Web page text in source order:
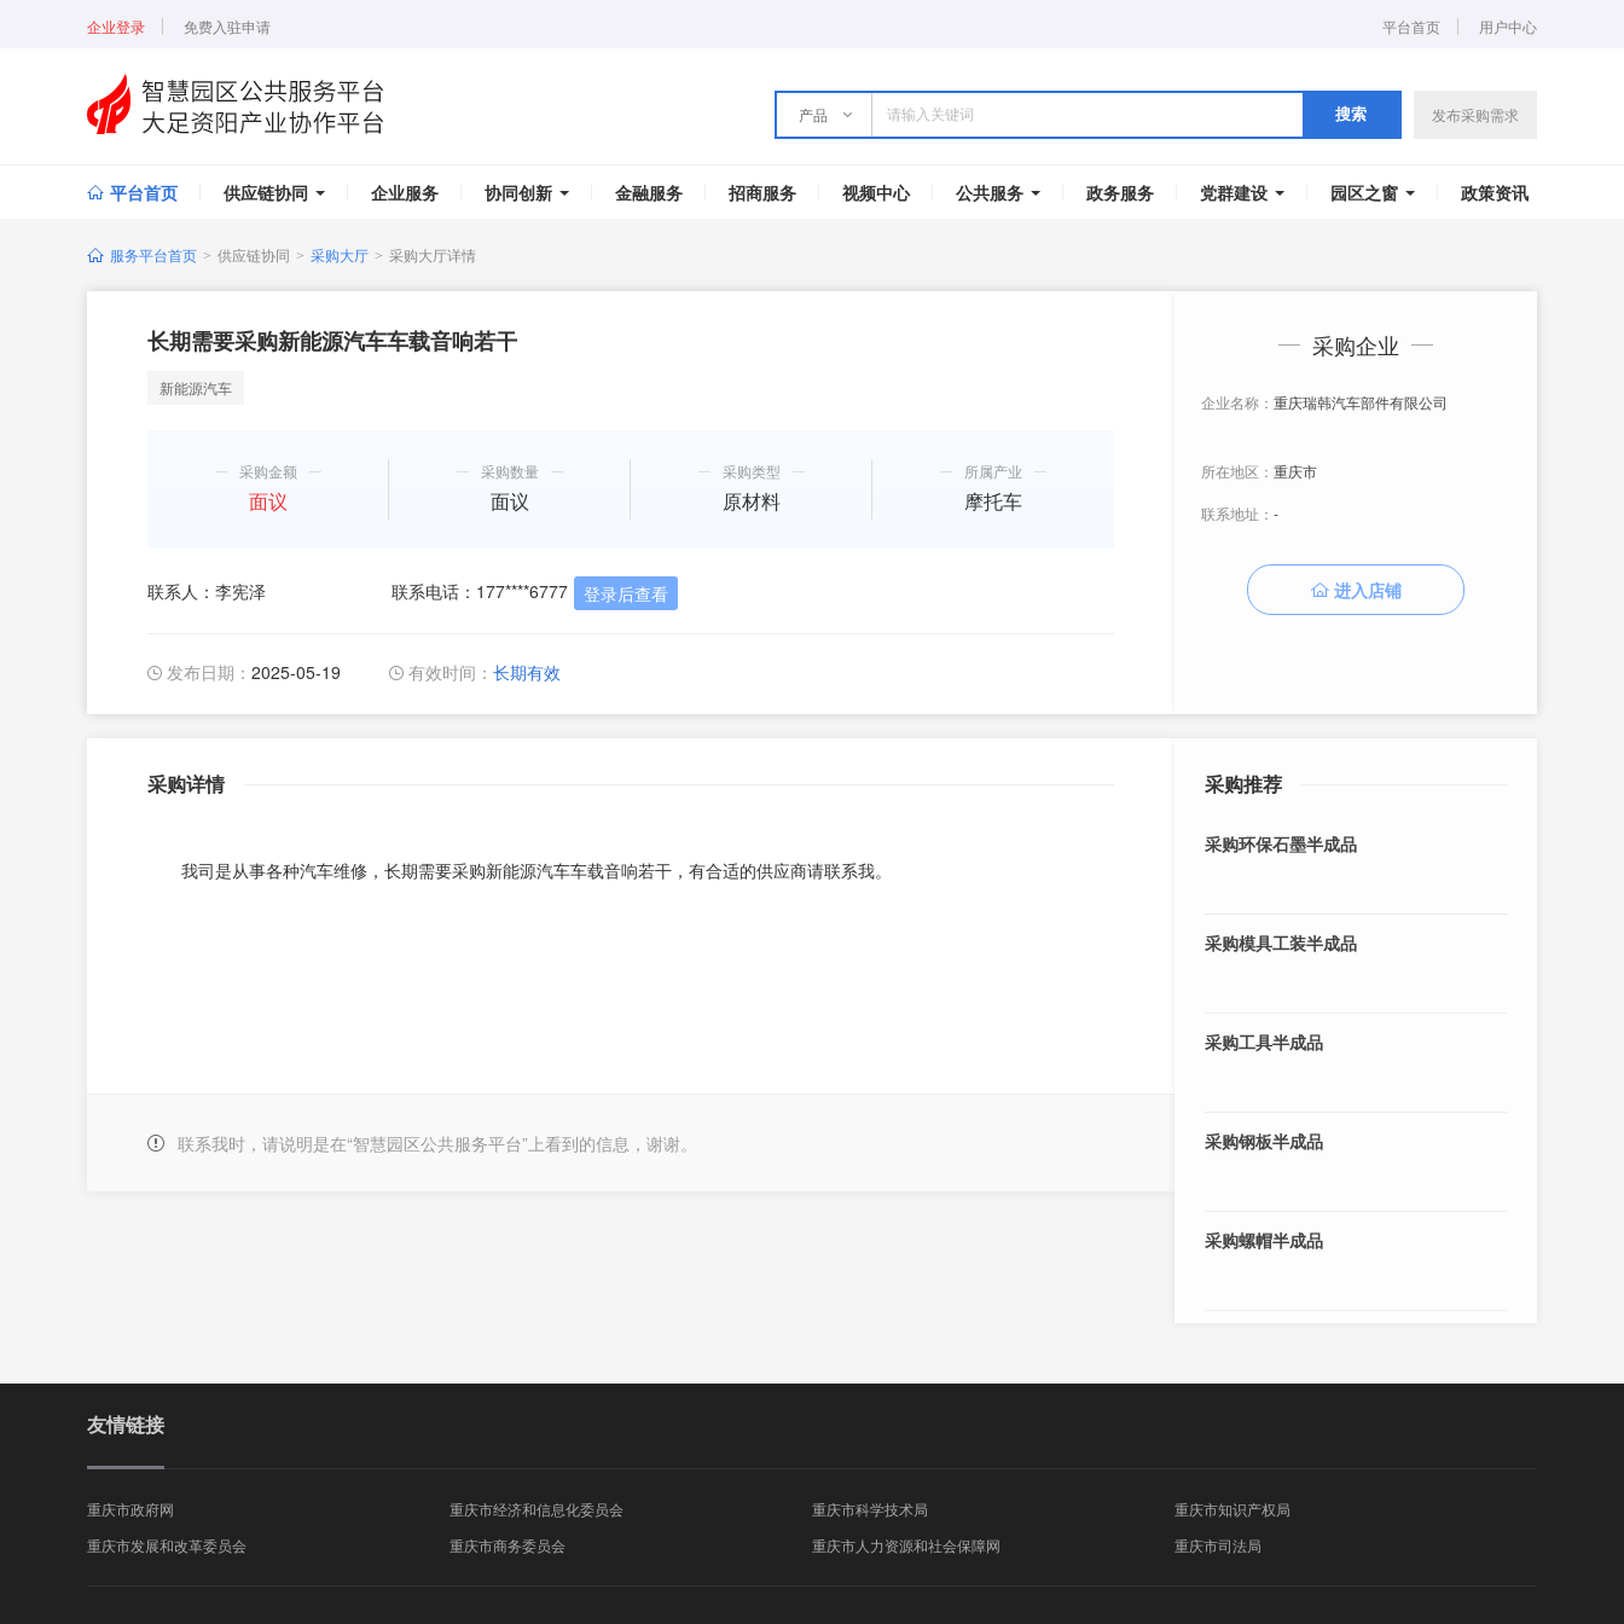
企业登录 免费入驻申请 平台首页 用户中心
发布采购需求
产品 搜索
平台首页 供应链协同 企业服务 协同创新 金融服务 招商服务 视频中心 公共服务 政务服务 党群建设 园区之窗 政策资讯
服务平台首页 > 供应链协同 > 采购大厅 > 采购大厅详情
长期需要采购新能源汽车车载音响若干
新能源汽车
采购金额
面议
采购数量
面议
采购类型
原材料
所属产业
摩托车
联系人：李宪泽 联系电话：177****6777 登录后查看
发布日期： 2025-05-19 有效时间： 长期有效
采购企业
企业名称： 重庆瑞韩汽车部件有限公司
所在地区： 重庆市
联系地址： -
进入店铺
采购详情
我司是从事各种汽车维修，长期需要采购新能源汽车车载音响若干，有合适的供应商请联系我。
联系我时，请说明是在“智慧园区公共服务平台”上看到的信息，谢谢。
采购推荐
采购环保石墨半成品
采购模具工装半成品
采购工具半成品
采购钢板半成品
采购螺帽半成品
友情链接
重庆市政府网 重庆市经济和信息化委员会 重庆市科学技术局
重庆市知识产权局
重庆市发展和改革委员会
重庆市商务委员会 重庆市人力资源和社会保障网 重庆市司法局